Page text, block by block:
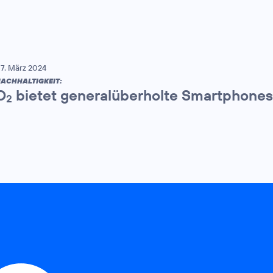
März 2024
2 bietet generalüberholte